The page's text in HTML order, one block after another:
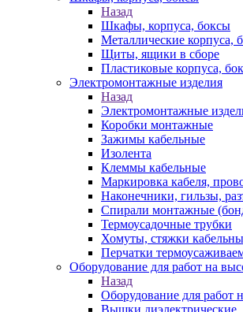
Назад
Шкафы, корпуса, боксы
Металлические корпуса,
Щиты, ящики в сборе
Пластиковые корпуса,
Электромонтажные изделия
Назад
Электромонтажные
Коробки монтажные
Зажимы кабельные
Изолента
Клеммы кабельные
Маркировка кабеля,
Наконечники, гильзы,
Спирали монтажные
Термоусадочные трубки
Хомуты, стяжки
Перчатки
Оборудование для работ на
Назад
Оборудование для работ
Вышки диэлектрические